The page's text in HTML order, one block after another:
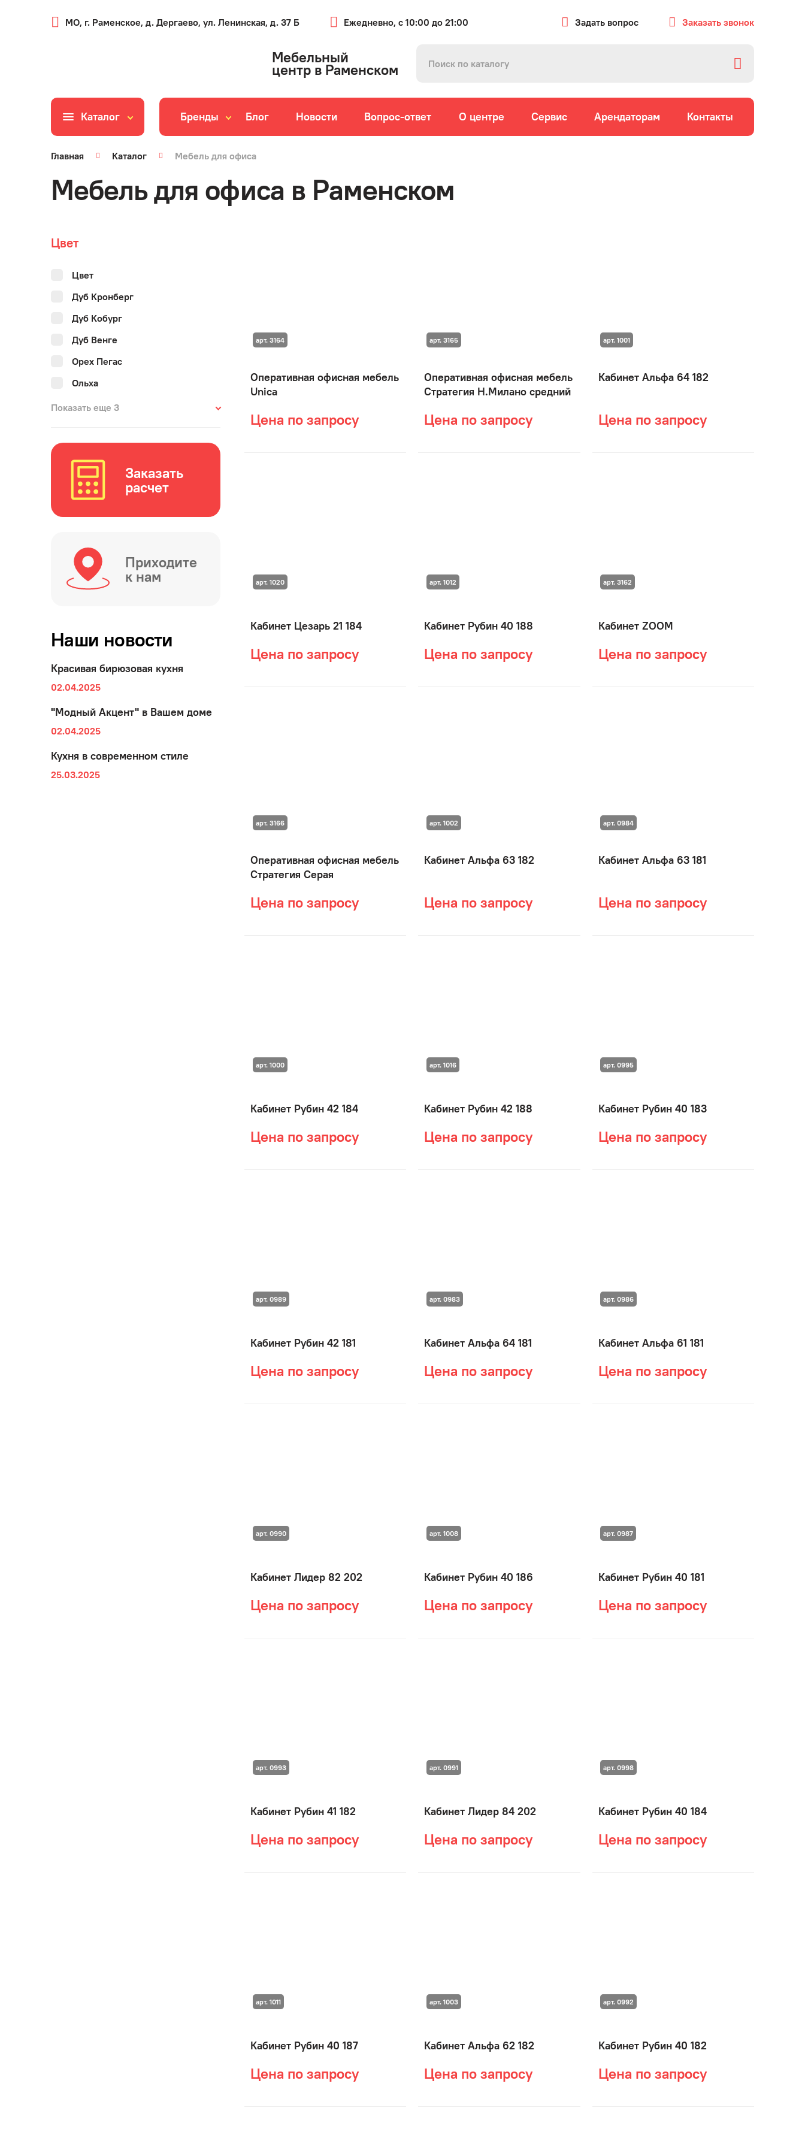
МО, г. Раменское, д. Дергаево, ул. Ленинская, д. 37 Б Ежедневно, с 10:00 до 21:00 Задать вопрос Заказать звонок
Мебельный
центр в Раменском
Каталог Бренды Блог Новости Вопрос-ответ О центре Сервис Арендаторам Контакты
Главная Каталог Мебель для офиса
Мебель для офиса в Раменском
Цвет
Цвет
Дуб Кронберг
Дуб Кобург
Дуб Венге
Орех Пегас
Ольха
Показать еще 3
Заказать
расчет
Приходите
к нам
Наши новости
Красивая бирюзовая кухня
02.04.2025
"Модный Акцент" в Вашем доме
02.04.2025
Кухня в современном стиле
25.03.2025
Оперативная офисная мебель
Unica
Цена по запросу
арт. 3164
Оперативная офисная мебель
Стратегия Н.Милано средний
Цена по запросу
арт. 3165
Кабинет Альфа 64 182
Цена по запросу
арт. 1001
Кабинет Цезарь 21 184
Цена по запросу
арт. 1020
Кабинет Рубин 40 188
Цена по запросу
арт. 1012
Кабинет ZOOM
Цена по запросу
арт. 3162
Оперативная офисная мебель
Стратегия Серая
Цена по запросу
арт. 3166
Кабинет Альфа 63 182
Цена по запросу
арт. 1002
Кабинет Альфа 63 181
Цена по запросу
арт. 0984
Кабинет Рубин 42 184
Цена по запросу
арт. 1000
Кабинет Рубин 42 188
Цена по запросу
арт. 1016
Кабинет Рубин 40 183
Цена по запросу
арт. 0995
Кабинет Рубин 42 181
Цена по запросу
арт. 0989
Кабинет Альфа 64 181
Цена по запросу
арт. 0983
Кабинет Альфа 61 181
Цена по запросу
арт. 0986
Кабинет Лидер 82 202
Цена по запросу
арт. 0990
Кабинет Рубин 40 186
Цена по запросу
арт. 1008
Кабинет Рубин 40 181
Цена по запросу
арт. 0987
Кабинет Рубин 41 182
Цена по запросу
арт. 0993
Кабинет Лидер 84 202
Цена по запросу
арт. 0991
Кабинет Рубин 40 184
Цена по запросу
арт. 0998
Кабинет Рубин 40 187
Цена по запросу
арт. 1011
Кабинет Альфа 62 182
Цена по запросу
арт. 1003
Кабинет Рубин 40 182
Цена по запросу
арт. 0992